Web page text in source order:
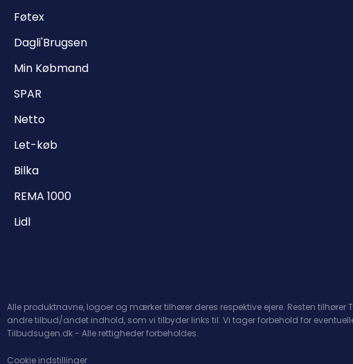
Føtex
Dagli'Brugsen
Min Købmand
SPAR
Netto
Let-køb
Bilka
REMA 1000
Lidl
Alle produktnavne, logoer og mærker tilhører deres respektive ejere. Resten tilhører
andre tilbud/andet indhold, som vi tilbyder links til. Vi tager forbehold for
Tilbudsugen.dk - Alle rettigheder forbeholdes.
Cookie indstillinger